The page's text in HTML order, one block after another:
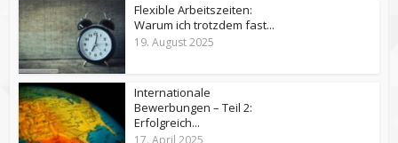
Flexible Arbeitszeiten:
Warum ich trotzdem fast...
19. August 2025
Internationale
Bewerbungen – Teil 2:
Erfolgreich...
17. April 2025